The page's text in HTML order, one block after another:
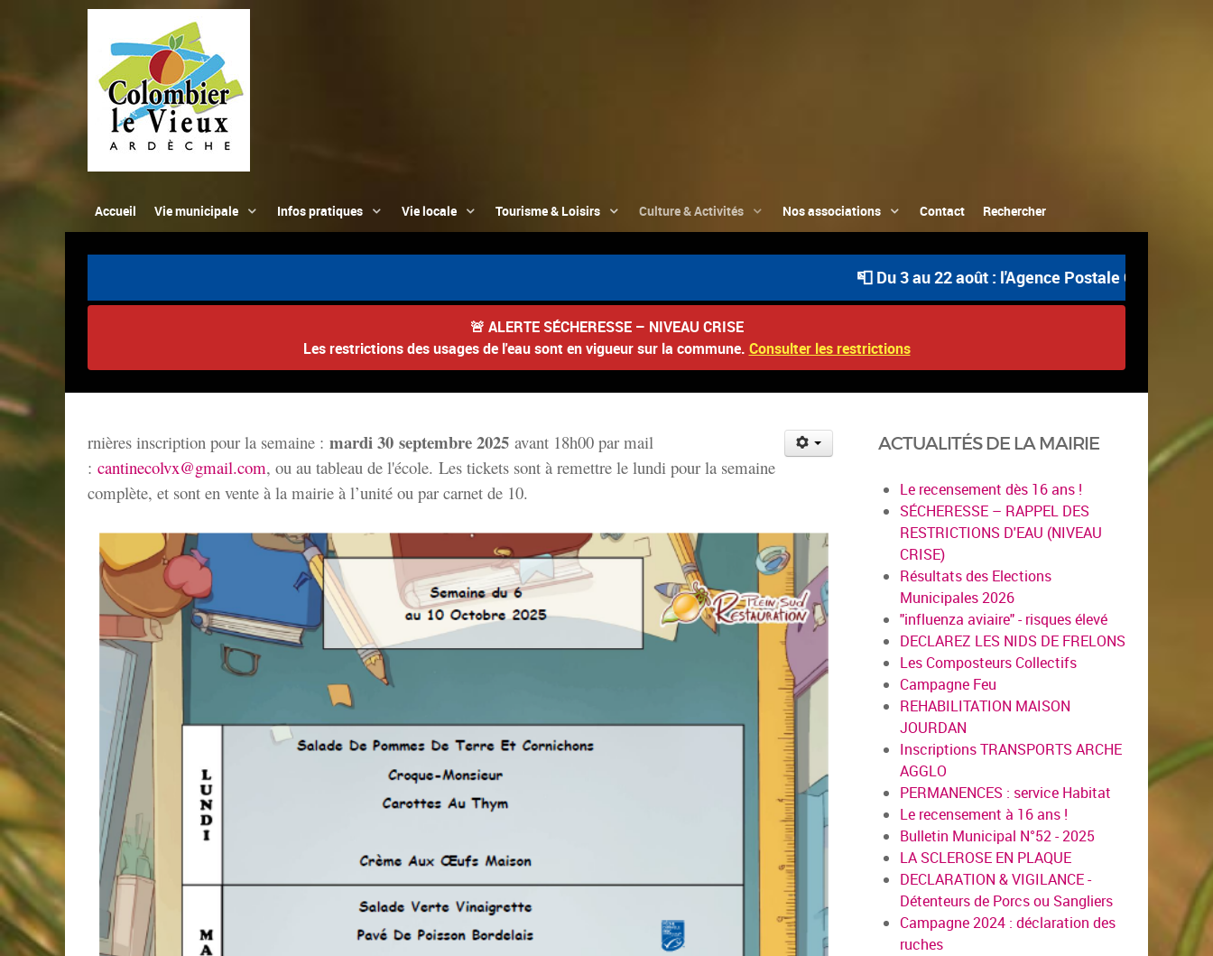
Accueil Vie municipale Infos pratiques Vie locale Tourisme & Loisirs Culture & Activités Nos associations Contact Rechercher
📮 Du 3 au 22 août : l'Agence Postale Communale est
🚨 ALERTE SÉCHERESSE – NIVEAU CRISE
Les restrictions des usages de l'eau sont en vigueur sur la commune. Consulter les restrictions
rnières inscription pour la semaine : mardi 30 septembre 2025 avant 18h00 par mail
: cantinecolvx@gmail.com, ou au tableau de l'école. Les tickets sont à remettre le lundi pour la semaine
complète, et sont en vente à la mairie à l’unité ou par carnet de 10.
ACTUALITÉS DE LA MAIRIE
Le recensement dès 16 ans !
SÉCHERESSE – RAPPEL DES
RESTRICTIONS D'EAU (NIVEAU
CRISE)
Résultats des Elections
Municipales 2026
"influenza aviaire" - risques élevé
DECLAREZ LES NIDS DE FRELONS
Les Composteurs Collectifs
Campagne Feu
REHABILITATION MAISON
JOURDAN
Inscriptions TRANSPORTS ARCHE
AGGLO
PERMANENCES : service Habitat
Le recensement à 16 ans !
Bulletin Municipal N°52 - 2025
LA SCLEROSE EN PLAQUE
DECLARATION & VIGILANCE -
Détenteurs de Porcs ou Sangliers
Campagne 2024 : déclaration des
ruches